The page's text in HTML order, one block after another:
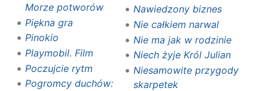
Morze potworów
Piękna gra
Pinokio
Playmobil. Film
Poczujcie rytm
Pogromcy duchów:
Nawiedzony biznes
Nie całkiem narwal
Nie ma jak w rodzinie‎
Niech żyje Król Julian
Niesamowite przygody
skarpetek